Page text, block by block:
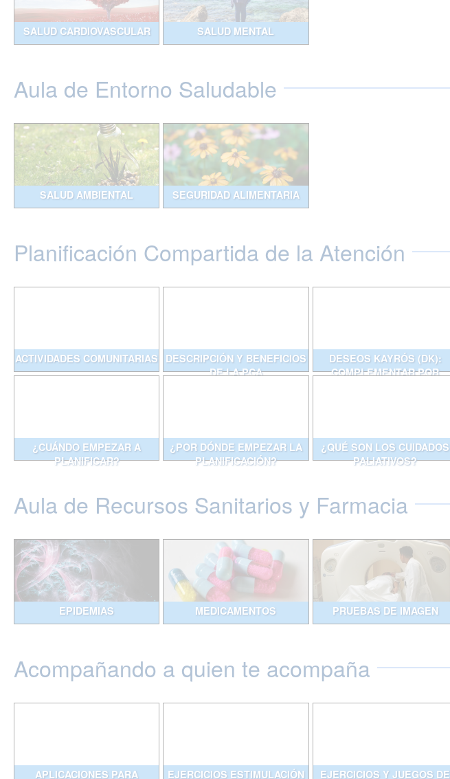
SALUD CARDIOVASCULAR SALUD MENTAL
Aula de Entorno Saludable
SALUD AMBIENTAL SEGURIDAD ALIMENTARIA
Planificación Compartida de la Atención
ACTIVIDADES COMUNITARIAS DESCRIPCIÓN Y BENEFICIOS
DE LA PCA
DESEOS KAYRÓS (DK):
COMPLEMENTAR POR
¿CUÁNDO EMPEZAR A
PLANIFICAR?
¿POR DÓNDE EMPEZAR LA
PLANIFICACIÓN?
¿QUÉ SON LOS CUIDADOS
PALIATIVOS?
Aula de Recursos Sanitarios y Farmacia
EPIDEMIAS MEDICAMENTOS PRUEBAS DE IMAGEN
Acompañando a quien te acompaña
APLICACIONES PARA EJERCICIOS ESTIMULACIÓN EJERCICIOS Y JUEGOS DE